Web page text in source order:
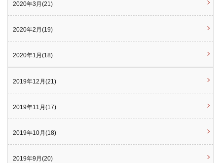
2020年3月(21)
2020年2月(19)
2020年1月(18)
2019年12月(21)
2019年11月(17)
2019年10月(18)
2019年9月(20)